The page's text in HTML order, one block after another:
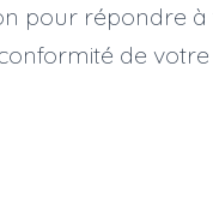
pour répondre à
de